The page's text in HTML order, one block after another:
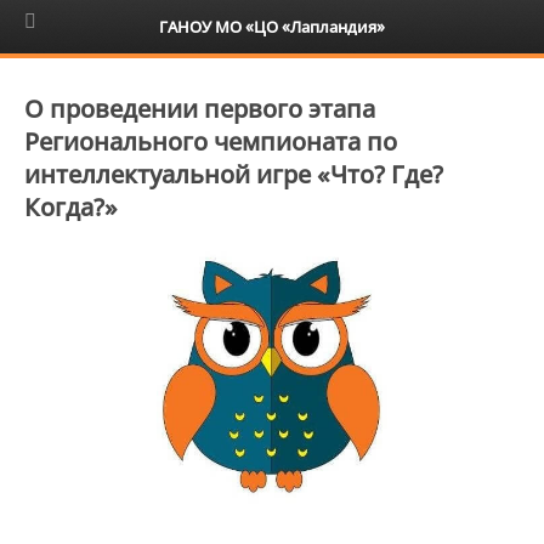
6+
О проведении первого этапа
Регионального чемпионата по
интеллектуальной игре «Что? Где?
Когда?»
ГАНОУ МО «ЦО «Лапландия»